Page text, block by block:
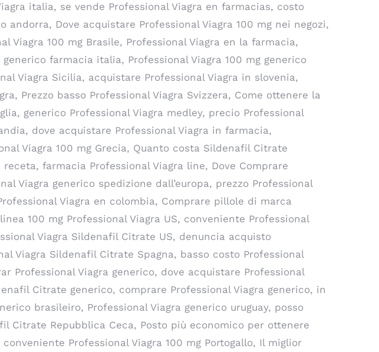
italia, se vende Professional Viagra en farmacias, costo
Dove acquistare Professional Viagra 100 mg nei negozi,
Viagra 100 mg Brasile, Professional Viagra en la farmacia,
farmacia italia, Professional Viagra 100 mg generico
Viagra Sicilia, acquistare Professional Viagra in slovenia,
Prezzo basso Professional Viagra Svizzera, Come ottenere la
generico Professional Viagra medley, precio Professional
dove acquistare Professional Viagra in farmacia,
Viagra 100 mg Grecia, Quanto costa Sildenafil Citrate
farmacia Professional Viagra line, Dove Comprare
Viagra generico spedizione dall’europa, prezzo Professional
Viagra en colombia, Comprare pillole di marca
100 mg Professional Viagra US, conveniente Professional
Viagra Sildenafil Citrate US, denuncia acquisto
Viagra Sildenafil Citrate Spagna, basso costo Professional
Professional Viagra generico, dove acquistare Professional
Citrate generico, comprare Professional Viagra generico, in
brasileiro, Professional Viagra generico uruguay, posso
Citrate Repubblica Ceca, Posto più economico per ottenere
Professional Viagra 100 mg Portogallo, Il miglior